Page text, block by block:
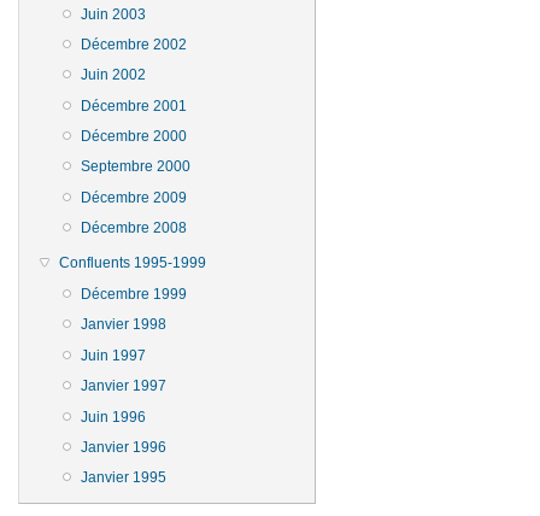
Juin 2003
Décembre 2002
Juin 2002
Décembre 2001
Décembre 2000
Septembre 2000
Décembre 2009
Décembre 2008
Confluents 1995-1999
Décembre 1999
Janvier 1998
Juin 1997
Janvier 1997
Juin 1996
Janvier 1996
Janvier 1995